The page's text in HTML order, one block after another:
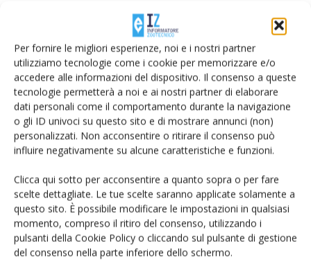
Per fornire le migliori esperienze, noi e i nostri partner
utilizziamo tecnologie come i cookie per memorizzare e/o
accedere alle informazioni del dispositivo. Il consenso a queste
tecnologie permetterà a noi e ai nostri partner di elaborare
dati personali come il comportamento durante la navigazione
o gli ID univoci su questo sito e di mostrare annunci (non)
personalizzati. Non acconsentire o ritirare il consenso può
influire negativamente su alcune caratteristiche e funzioni.
Clicca qui sotto per acconsentire a quanto sopra o per fare
scelte dettagliate. Le tue scelte saranno applicate solamente a
questo sito. È possibile modificare le impostazioni in qualsiasi
momento, compreso il ritiro del consenso, utilizzando i
pulsanti della Cookie Policy o cliccando sul pulsante di gestione
del consenso nella parte inferiore dello schermo.
Navarotto: i trend nella progettazione
delle stalle
Di Alessandra Ferretti 8 Settembre 2015